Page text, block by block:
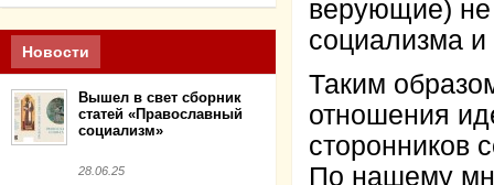
Новости
Вышел в свет сборник
статей «Православный
социализм»
28.06.25
верующие) не
социализма и
Таким
отношения
сторонников
По нашему